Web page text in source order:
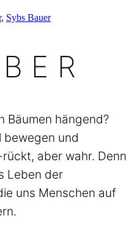
, Sybs Bauer
Bäumen hängend?
bewegen und
aber wahr. Denn
Leben der
uns Menschen auf